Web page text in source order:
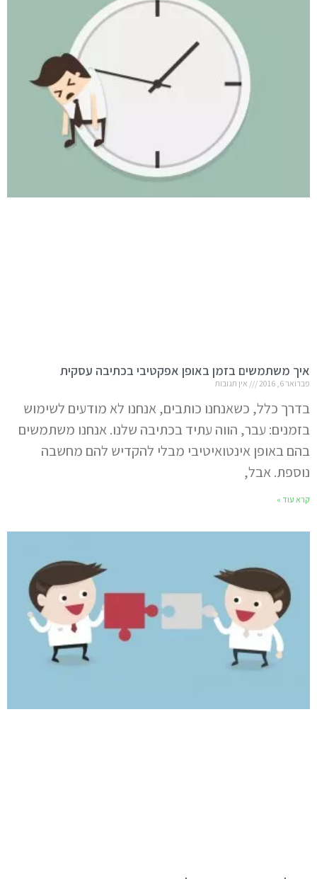
איך משתמשים בזמן באופן אפקטיבי בכתיבה עסקית
פברואר 6, 2016 אין תגובות
בדרך כלל, כשאנחנו כותבים, אנחנו לא מודעים לשימוש
בזמנים: עבר, הווה עתיד בכתיבה שלנו. אנחנו משתמשים
בהם באופן אינטואיטיבי מבלי להקדיש להם מחשבה
נוספת. אבל,
קרא עוד »